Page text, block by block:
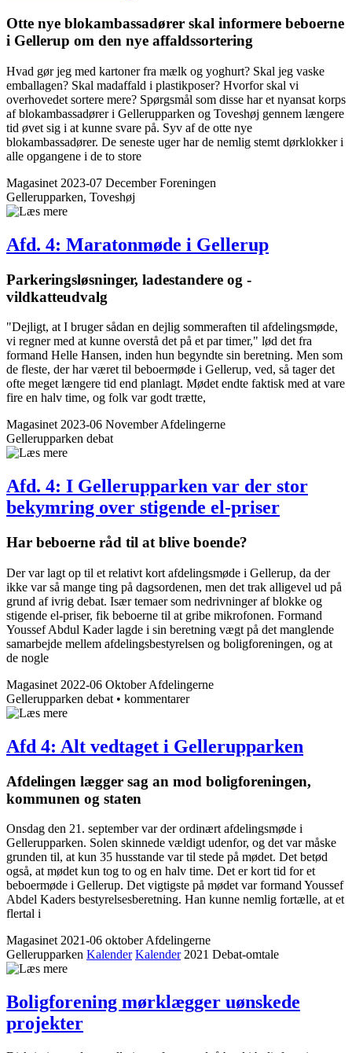
Otte nye blokambassadører skal informere beboerne
i Gellerup om den nye affaldssortering
Hvad gør jeg med kartoner fra mælk og yoghurt? Skal jeg vaske
emballagen? Skal madaffald i plastikposer? Hvorfor skal vi
overhovedet sortere mere? Spørgsmål som disse har et nyansat korps
af blokambassadører i Gellerupparken og Toveshøj gennem længere
tid øvet sig i at kunne svare på. Syv af de otte nye
blokambassadører. De seneste uger har de nemlig stemt dørklokker i
alle opgangene i de to store
Magasinet 2023-07 December Foreningen
Gellerupparken, Toveshøj
Afd. 4: Maratonmøde i Gellerup
­Parkeringsløsninger, ladestandere og ­
vildkatteudvalg
"Dejligt, at I bruger sådan en dejlig sommeraften til afdelingsmøde,
vi regner med at kunne overstå det på et par timer," lød det fra
formand Helle Hansen, inden hun begyndte sin beretning. Men som
de fleste, der har været til beboermøde i Gellerup, ved, så tager det
ofte meget længere tid end planlagt. Mødet endte faktisk med at vare
fire en halv time, og folk var godt trætte,
Magasinet 2023-06 November Afdelingerne
Gellerupparken debat
Afd. 4: I Gellerup­parken var der stor
bekymring over stigende el-priser
Har beboerne råd til at blive boende?
Der var lagt op til et relativt kort afdelingsmøde i Gellerup, da der
ikke var så mange ting på dagsordenen, men det trak alligevel ud på
grund af ivrig debat. Især temaer som nedrivninger af blokke og
stigende el-priser, fik beboerne til at gribe mikrofonen. Formand
Youssef Abdul Kader lagde i sin beretning vægt på det manglende
samarbejde mellem afdelingsbestyrelsen og boligforeningen, og at
de nogle
Magasinet 2022-06 Oktober Afdelingerne
Gellerupparken debat • kommentarer
Afd 4: Alt vedtaget i Gellerup­parken
Afdelingen lægger sag an mod bolig­foreningen,
kommunen og staten
Onsdag den 21. september var der ordinært afdelingsmøde i
Gellerupparken. Solen skinnede vældigt udenfor, og det var måske
grunden til, at kun 35 husstande var til stede på mødet. Det betød
også, at mødet kun tog to og en halv time. Det er kort tid for et
beboermøde i Gellerup. Det vigtigste på mødet var formand Youssef
Abdel Kaders bestyrelsesberetning. Han kunne nemlig fortælle, at et
flertal i
Magasinet 2021-06 oktoberAfdelingerne
Gellerupparken Kalender Kalender2021 Debat-omtale
Bolig­forening mørklægger uønskede
projekter